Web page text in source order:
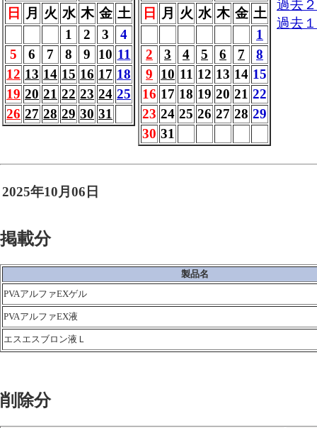
日
月 火 水 木 金 土
1
2 3
4
5
6 7 8 9 10 11
12 13 14 15 16 17 18
19 20 21 22 23 24 25
26 27 28 29 30 31
日
月 火 水 木 金 土
1
2
3 4 5 6 7
8
9
10 11 12 13 14 15
16 17 18 19 20 21 22
23 24 25 26 27 28 29
30 31
過去
過去
2025年10月06日
掲載分
製品名
PVAアルファEXゲル
PVAアルファEX液
エスエスブロン液Ｌ
削除分